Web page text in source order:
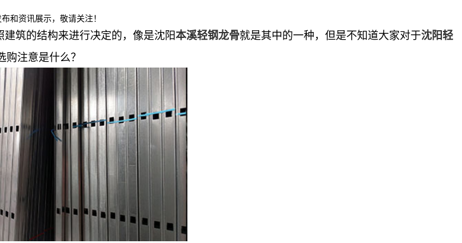
和资讯展示，敬请关注！
筑的结构来进行决定的，像是沈阳本溪轻钢龙骨就是其中的一种，但是不知道大家对于沈阳轻
购注意是什么？